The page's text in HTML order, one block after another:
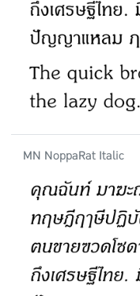
MN NoppaRat Italic